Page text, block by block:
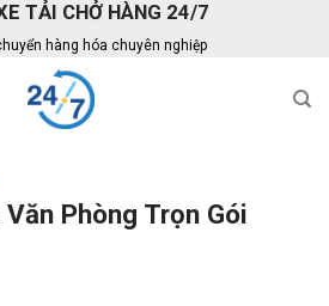
TẢI CHỞ HÀNG 24/7
hàng hóa chuyên nghiệp
Phòng Trọn Gói